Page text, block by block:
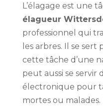
L’élagage est une
élagueur
professionnel qui
les arbres. Il se
cette tâche d’une
peut aussi se servir
électronique pour
mortes ou